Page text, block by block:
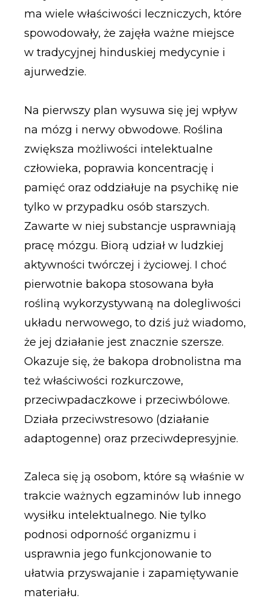
ma wiele właściwości leczniczych, które
spowodowały, że zajęła ważne miejsce
w tradycyjnej hinduskiej medycynie i
ajurwedzie.
Na pierwszy plan wysuwa się jej wpływ
na mózg i nerwy obwodowe. Roślina
zwiększa możliwości intelektualne
człowieka, poprawia koncentrację i
pamięć oraz oddziałuje na psychikę nie
tylko w przypadku osób starszych.
Zawarte w niej substancje usprawniają
pracę mózgu. Biorą udział w ludzkiej
aktywności twórczej i życiowej. I choć
pierwotnie bakopa stosowana była
rośliną wykorzystywaną na dolegliwości
układu nerwowego, to dziś już wiadomo,
że jej działanie jest znacznie szersze.
Okazuje się, że bakopa drobnolistna ma
też właściwości rozkurczowe,
przeciwpadaczkowe i przeciwbólowe.
Działa przeciwstresowo (działanie
adaptogenne) oraz przeciwdepresyjnie.
Zaleca się ją osobom, które są właśnie w
trakcie ważnych egzaminów lub innego
wysiłku intelektualnego. Nie tylko
podnosi odporność organizmu i
usprawnia jego funkcjonowanie to
ułatwia przyswajanie i zapamiętywanie
materiału.